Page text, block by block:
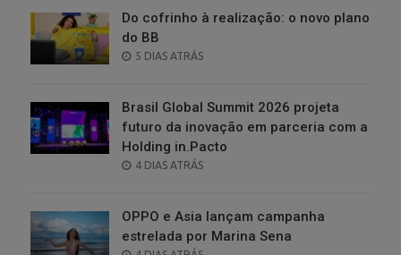
Do cofrinho à realização: o novo plano
do BB
POSTED
5 DIAS ATRÁS
Brasil Global Summit 2026 projeta
futuro da inovação em parceria com a
Holding in.Pacto
POSTED
4 DIAS ATRÁS
OPPO e Asia lançam campanha
estrelada por Marina Sena